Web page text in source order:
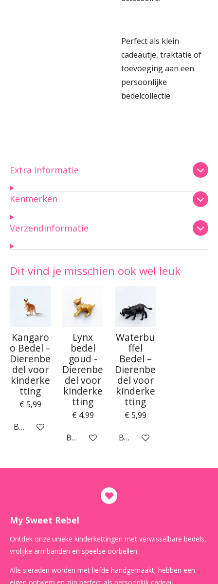
Perfect als klein
cadeautje, traktatie of
toevoeging aan een
persoonlijke
bedelcollectie
Extra informatie
Kenmerken
Verzendinformatie
Dit vind je misschien ook wel leuk
Kangaro
o Bedel –
Dierenbe
del voor
kinderke
tting
€ 5,99
Bekijk details
Lynx
bedel
goud -
Dierenbe
del voor
kinderke
tting
€ 4,99
Bekijk details
Waterbu
ffel
Bedel –
Dierenbe
del voor
kinderke
tting
€ 5,99
Bekijk details
My Sweet Rebel
Ontdek onze unieke kinderkettingen met verwisselbare bedels,
vrolijke armbanden en speelse oorbellen.
Alle sieraden worden met liefde handgemaakt, hebben een
eigen ontwerp en zijn perfect als persoonlijk cadeau.